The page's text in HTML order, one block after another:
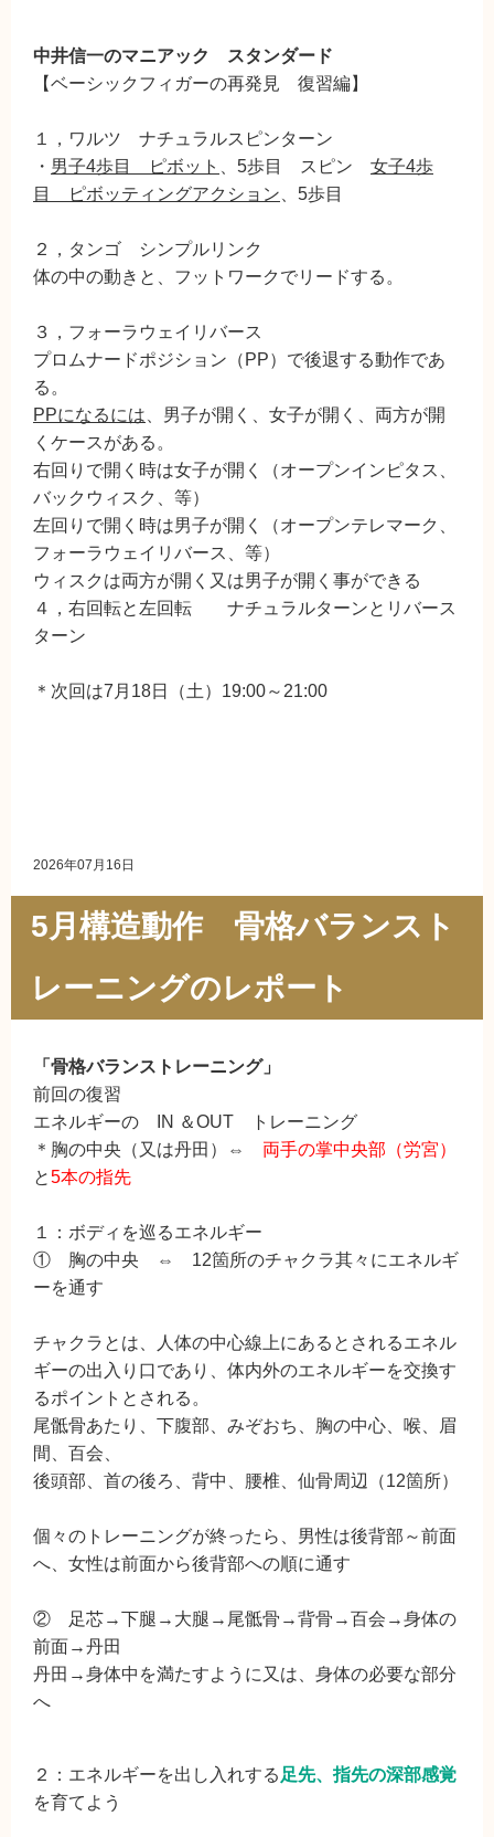
中井信一のマニアック スタンダード
【ベーシックフィガーの再発見 復習編】
１，ワルツ ナチュラルスピンターン
・ 男子4歩目 ピボット 、5歩目 スピン 女子4歩
目 ピボッティングアクション 、5歩目
２，タンゴ シンプルリンク
体の中の動きと、フットワークでリードする。
３，フォーラウェイリバース
プロムナードポジション（PP）で後退する動作であ
る。
PPになるには 、男子が開く、女子が開く、両方が開
くケースがある。
右回りで開く時は女子が開く（オープンインピタス、
バックウィスク、等）
左回りで開く時は男子が開く（オープンテレマーク、
フォーラウェイリバース、等）
ウィスクは両方が開く又は男子が開く事ができる
４，右回転と左回転 ナチュラルターンとリバース
ターン
＊次回は7月18日（土）19:00～21:00
2026年07月16日
5月構造動作 骨格バランスト
レーニングのレポート
「骨格バランストレーニング」
前回の復習
エネルギーの IN ＆OUT トレーニング
＊胸の中央（又は丹田）⇔ 両手の掌中央部（労宮）
と5本の指先
１：ボディを巡るエネルギー
① 胸の中央 ⇔ 12箇所のチャクラ其々にエネルギ
ーを通す
チャクラとは、人体の中心線上にあるとされるエネル
ギーの出入り口であり、体内外のエネルギーを交換す
るポイントとされる。
尾骶骨あたり、下腹部、みぞおち、胸の中心、喉、眉
間、百会、
後頭部、首の後ろ、背中、腰椎、仙骨周辺（12箇所）
個々のトレーニングが終ったら、男性は後背部～前面
へ、女性は前面から後背部への順に通す
② 足芯→下腿→大腿→尾骶骨→背骨→百会→身体の
前面→丹田
丹田→身体中を満たすように又は、身体の必要な部分
へ
２：エネルギーを出し入れする 足先、指先の深部感覚
を育てよう